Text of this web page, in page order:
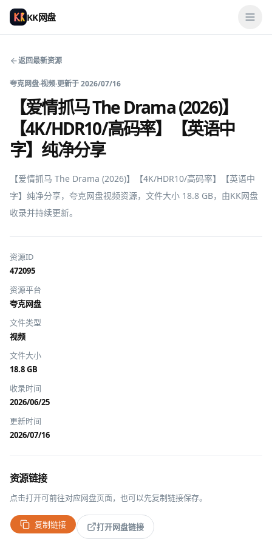
KK网盘
返回最新资源
夸克网盘·视频·更新于2026/07/16
【爱情抓马 The Drama (2026)】
【4K/HDR10/高码率】【英语中
字】纯净分享
【爱情抓马 The Drama (2026)】【4K/HDR10/高码率】【英语中
字】纯净分享，夸克网盘视频资源，文件大小 18.8 GB，由KK网盘
收录并持续更新。
资源ID
472095
资源平台
夸克网盘
文件类型
视频
文件大小
18.8 GB
收录时间
2026/06/25
更新时间
2026/07/16
资源链接
点击打开可前往对应网盘页面，也可以先复制链接保存。
复制链接 打开网盘链接